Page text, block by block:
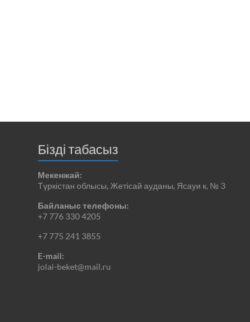
Бізді табасыз
Мекенжай:
Түркістан облысы, Жетісай ауданы, Ясауи к, № 3
Байланыс телефоны:
+7 776 330 4205
+7 775 241 3855
E-mail:
jolai-beket@mail.ru